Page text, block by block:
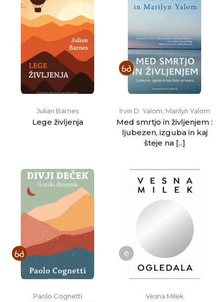
Julian Barnes
Lege življenja
Irvin D. Yalom, Marilyn Yalom
Med smrtjo in življenjem :
ljubezen, izguba in kaj
šteje na [...]
Paolo Cognetti
e
Vesna Milek